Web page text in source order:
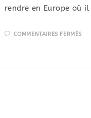
rendre en Europe où
COMMENTAIRES FERMÉS